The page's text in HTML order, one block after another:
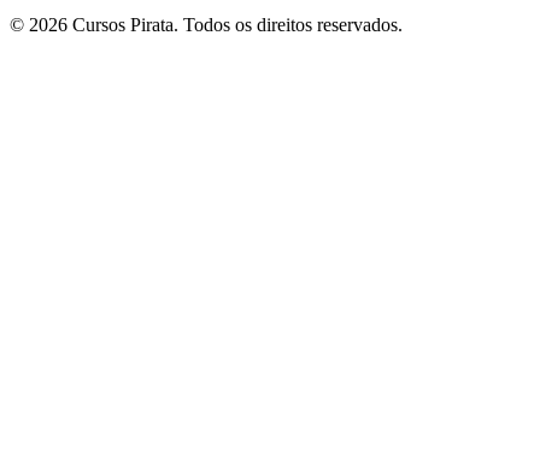
© 2026 Cursos Pirata. Todos os direitos reservados.